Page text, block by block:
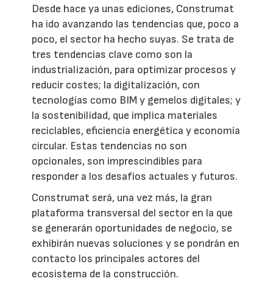
Desde hace ya unas ediciones, Construmat
ha ido avanzando las tendencias que, poco a
poco, el sector ha hecho suyas. Se trata de
tres tendencias clave como son la
industrialización, para optimizar procesos y
reducir costes; la digitalización, con
tecnologías como BIM y gemelos digitales; y
la sostenibilidad, que implica materiales
reciclables, eficiencia energética y economía
circular. Estas tendencias no son
opcionales, son imprescindibles para
responder a los desafíos actuales y futuros.
Construmat será, una vez más, la gran
plataforma transversal del sector en la que
se generarán oportunidades de negocio, se
exhibirán nuevas soluciones y se pondrán en
contacto los principales actores del
ecosistema de la construcción.